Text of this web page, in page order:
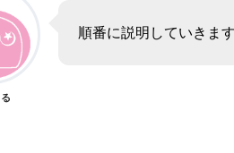
順番に説明していきま